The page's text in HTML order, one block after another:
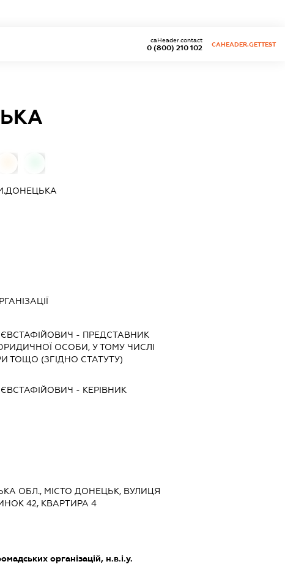
0 (800) 210 102
caHeader.contact
CAHEADER.GETTEST
- ПРЕДСТАВНИК
ОСОБИ, У ТОМУ ЧИСЛІ
ТОЩО (ЗГІДНО СТАТУТУ)
- КЕРІВНИК
ОБЛ., МІСТО ДОНЕЦЬК, ВУЛИЦЯ
42, КВАРТИРА 4
організацій, н.в.і.у.